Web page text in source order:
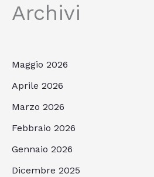
Archivi
Maggio 2026
Aprile 2026
Marzo 2026
Febbraio 2026
Gennaio 2026
Dicembre 2025